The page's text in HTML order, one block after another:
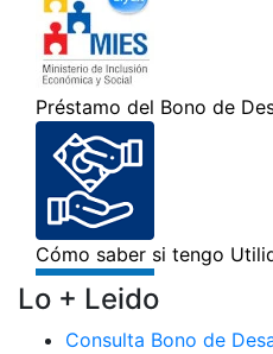
Lo + Leido
Consulta Bono de